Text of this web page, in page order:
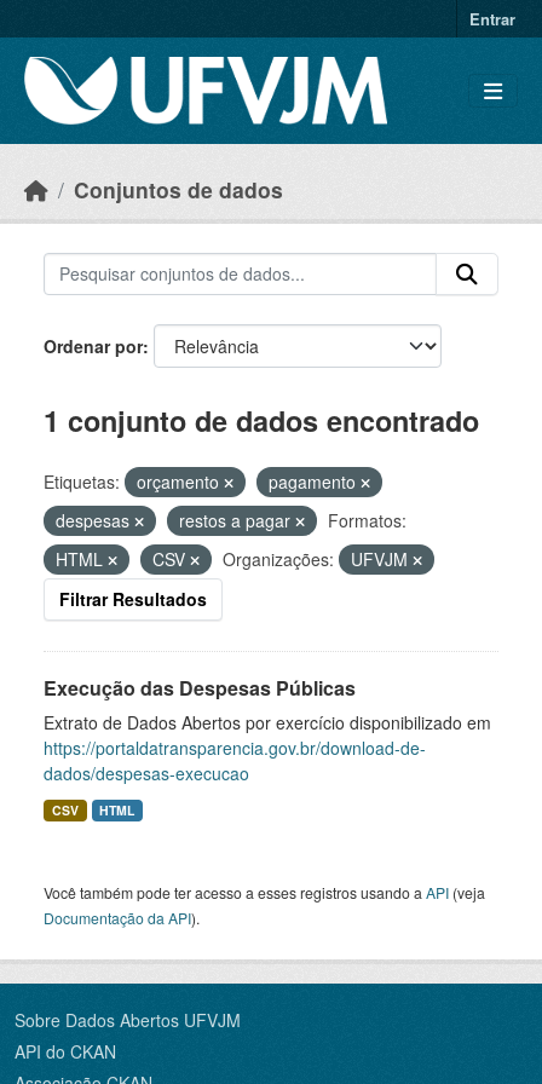
Entrar
Conjuntos de dados
Ordenar por
1 conjunto de dados encontrado
Etiquetas: orçamento
pagamento
despesas
restos a pagar
Formatos:
HTML
CSV Organizações:
UFVJM
Filtrar Resultados
Execução das Despesas Públicas
Extrato de Dados Abertos por exercício disponibilizado em
https://portaldatransparencia.gov.br/download-de-
dados/despesas-execucao
CSV HTML
Você também pode ter acesso a esses registros usando a API (veja
Documentação da API).
Sobre Dados Abertos UFVJM
API do CKAN